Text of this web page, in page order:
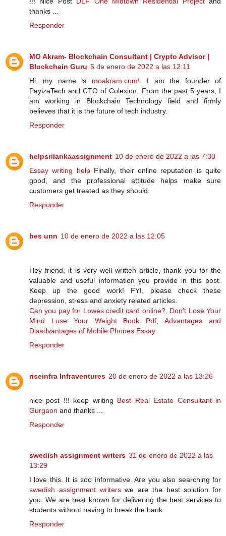
thanks ...
Responder
MO Akram- Blockchain Consultant | Crypto Advisor |
Blockchain Guru 5 de enero de 2022 a las 12:11
Hi, my name is moakram.com! . I am the founder of
PayizaTech and CTO of Colexion. From the past 5 years, I
am working in Blockchain Technology field and firmly
believes that it is the future of tech industry.
Responder
helpsrilankaassignment 10 de enero de 2022 a las 7:30
Essay writing helpFinally, their online reputation is quite
good, and the professional attitude helps make sure
customers get treated as they should.
Responder
bes unn 10 de enero de 2022 a las 12:05
Hey friend, it is very well written article, thank you for the
valuable and useful information you provide in this post.
Keep up the good work! FYI, please check these
depression, stress and anxiety related articles.
Can you pay for Lowes credit card online?, Don't Lose Your
Mind Lose Your Weight Book Pdf ,Advantages and
Disadvantages of Mobile Phones Essay
Responder
riseinfra Infraventures 20 de enero de 2022 a las 13:26
nice post !!! keep writing Best Real Estate Consultant in
Gurgaon and thanks ...
Responder
swedish assignment writers 31 de enero de 2022 a las
13:29
I love this. It is soo informative. Are you also searching for
swedish assignment writerswe are the best solution for
you. We are best known for delivering the best services to
students without having to break the bank
Responder